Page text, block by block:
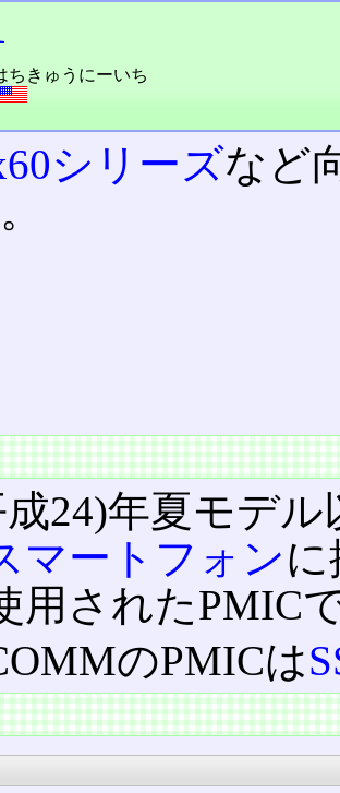
ちきゅうにーいち
シリーズなど
。
成24)年夏モデ
マートフォン
用されたPMIC
のPMICは